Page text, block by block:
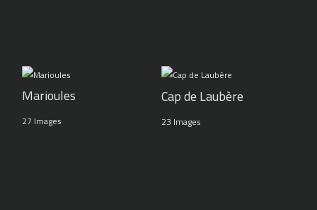
Marioules
27 Images
Cap de Laubère
23 Images